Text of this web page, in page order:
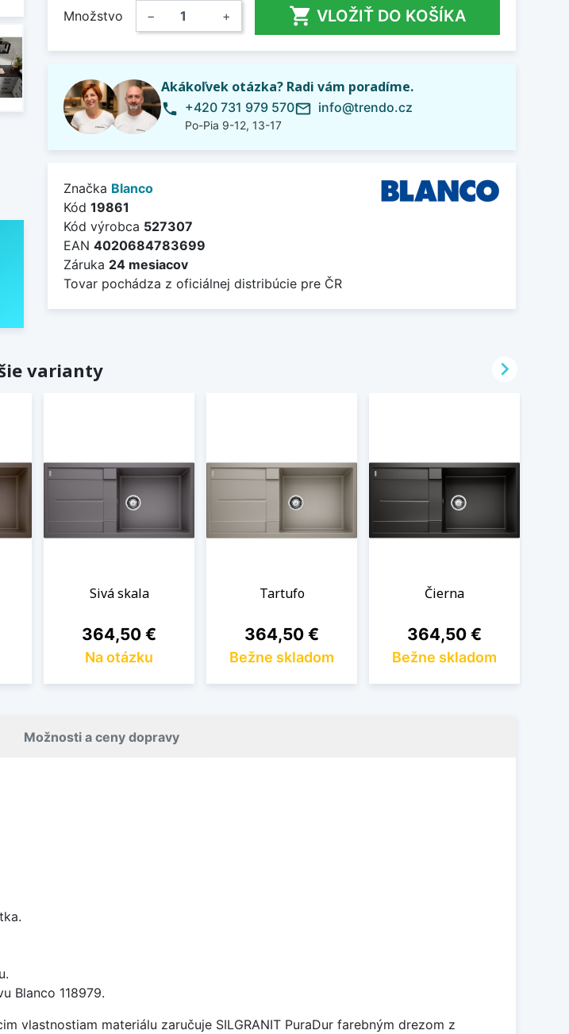
Množstvo − +  VLOŽIŤ DO KOŠÍKA
Akákoľvek otázka? Radi vám poradíme.
phone +420 731 979 570
Po-Pia 9-12, 13-17
mail_outline info@trendo.cz
Značka Blanco
Kód 19861
Kód výrobca 527307
EAN 4020684783699
Záruka 24 mesiacov
Tovar pochádza z oficiálnej distribúcie pre ČR
varianty
Sivá skala
Cena
364,50 €
Na otázku
Tartufo
Cena
364,50 €
Bežne skladom
Čierna
Cena
364,50 €
Bežne skladom

Možnosti a ceny dopravy
Blanco 118979.
vlastnostiam materiálu zaručuje SILGRANIT PuraDur farebným drezom z